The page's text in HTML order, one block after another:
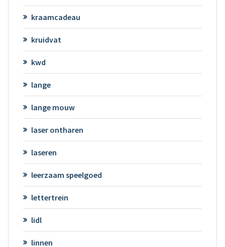
kraamcadeau
kruidvat
kwd
lange
lange mouw
laser ontharen
laseren
leerzaam speelgoed
lettertrein
lidl
linnen